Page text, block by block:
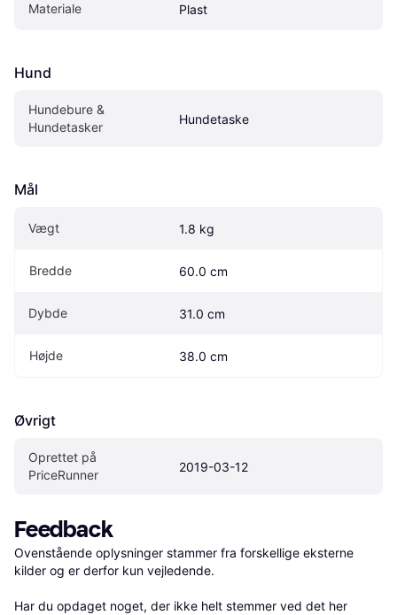
Materiale Plast
Hund
Hundebure &
Hundetasker
Hundetaske
Mål
Vægt 1.8 kg
Bredde 60.0 cm
Dybde 31.0 cm
Højde 38.0 cm
Øvrigt
Oprettet på
PriceRunner
2019-03-12
Feedback
Ovenstående oplysninger stammer fra forskellige eksterne
kilder og er derfor kun vejledende.
Har du opdaget noget, der ikke helt stemmer ved det her